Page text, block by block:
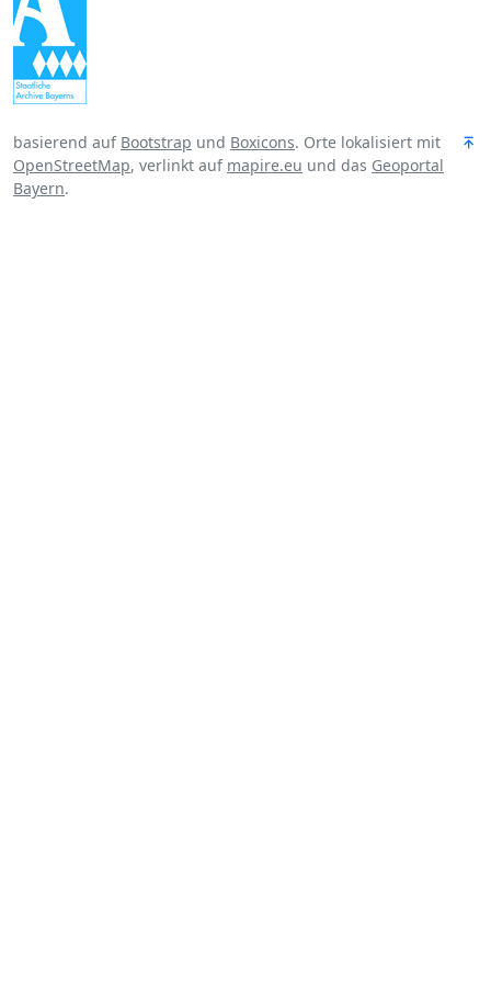
basierend auf Bootstrap und Boxicons. Orte lokalisiert mit
OpenStreetMap, verlinkt auf mapire.eu und das Geoportal
Bayern.